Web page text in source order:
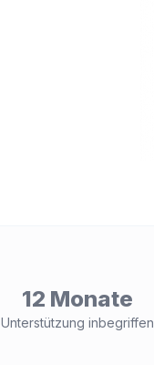
12 Monate
Unterstützung inbegriffen